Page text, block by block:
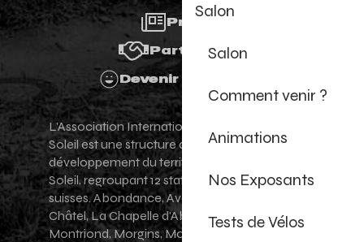
Salon
Salon
Comment venir ?
Animations
Nos Exposants
Tests de Vélos
Presse
Partenaires
Devenir Bénévole
L'Association Internationale des Portes du
Soleil est une structure de promotion et de
développement du territoire des Portes du
Soleil, regroupant 12 stations villages franco-
suisses. Abondance, Avoriaz 1800, Champéry,
Châtel, La Chapelle d'Abondance, Les Gets,
Montriond, Morgins, Morzine-Avoriaz, Saint-